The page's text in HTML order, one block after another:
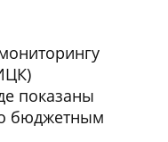
показаны
бюджетным